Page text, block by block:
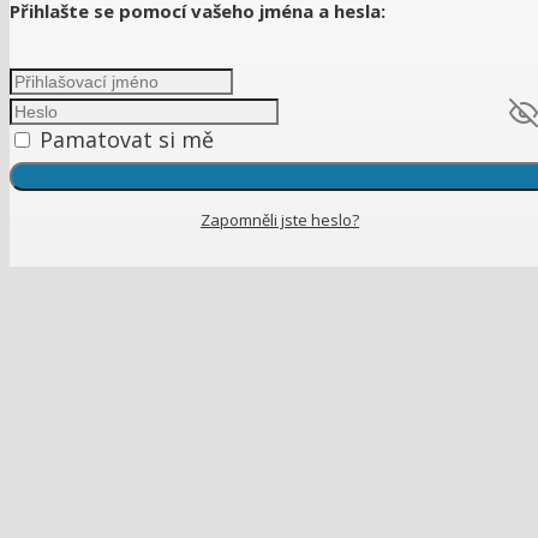
Přihlašte se pomocí vašeho jména a hesla:
Pamatovat si mě
Zapomněli jste heslo?